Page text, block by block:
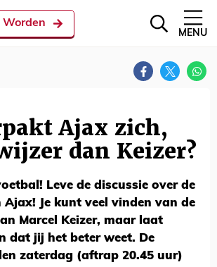
Worden
MENU
Ajax zich,
dan Keizer?
Leve de discussie over de
Je kunt veel vinden van de
Marcel Keizer, maar laat
dat jij het beter weet. De
zaterdag (aftrap 20.45 uur)